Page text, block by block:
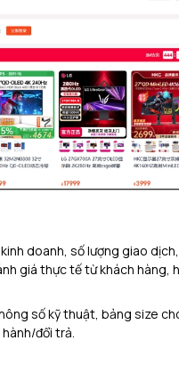
doanh, số lượng giao dịch,
giá thực tế từ khách hàng,
số kỹ thuật, bảng size
đổi trả.​